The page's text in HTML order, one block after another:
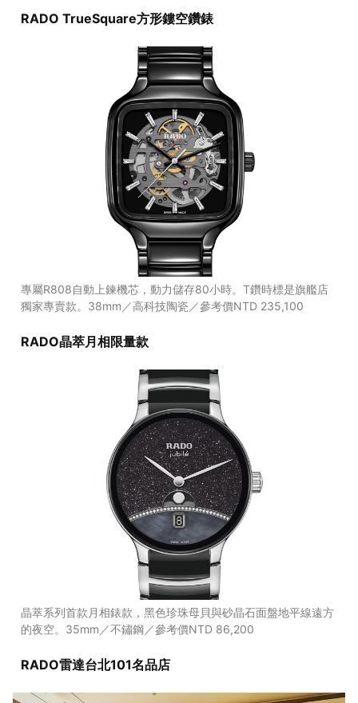
RADO TrueSquare方形鏤空鑽錶
專屬R808自動上鍊機芯，動力儲存80小時。T鑽時標是旗艦店
獨家專賣款。38mm／高科技陶瓷／參考價NTD 235,100
RADO晶萃月相限量款
晶萃系列首款月相錶款，黑色珍珠母貝與砂晶石面盤地平線遠方
的夜空。35mm／不鏽鋼／參考價NTD 86,200
RADO雷達台北101名品店